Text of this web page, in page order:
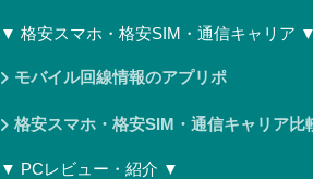
▼ 格安スマホ・格安SIM・通信キャリア ▼
モバイル回線情報のアプリポ
格安スマホ・格安SIM・通信キャリア比
▼ PCレビュー・紹介 ▼